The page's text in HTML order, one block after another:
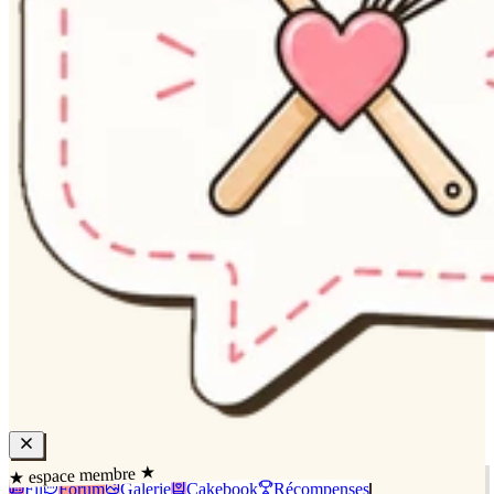
★ espace membre ★
Fil Forum Galerie Cakebook Récompenses